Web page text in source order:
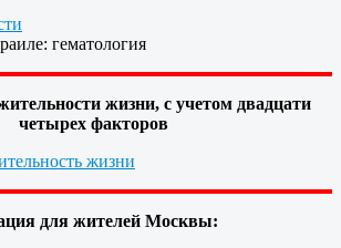
гематология
жизни, с учетом двадцати
четырех факторов
для жителей Москвы: